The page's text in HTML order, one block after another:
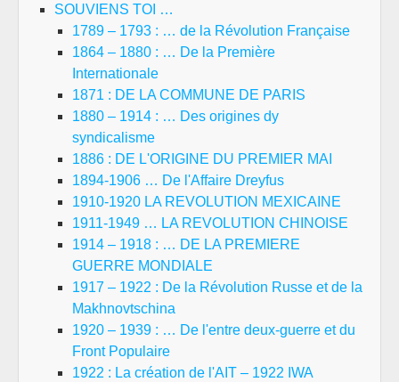
SOUVIENS TOI …
1789 – 1793 : … de la Révolution Française
1864 – 1880 : … De la Première
Internationale
1871 : DE LA COMMUNE DE PARIS
1880 – 1914 : … Des origines dy
syndicalisme
1886 : DE L'ORIGINE DU PREMIER MAI
1894-1906 … De l'Affaire Dreyfus
1910-1920 LA REVOLUTION MEXICAINE
1911-1949 … LA REVOLUTION CHINOISE
1914 – 1918 : … DE LA PREMIERE
GUERRE MONDIALE
1917 – 1922 : De la Révolution Russe et de la
Makhnovtschina
1920 – 1939 : … De l'entre deux-guerre et du
Front Populaire
1922 : La création de l'AIT – 1922 IWA